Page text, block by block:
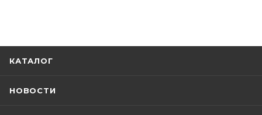
КАТАЛОГ
НОВОСТИ